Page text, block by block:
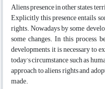
Aliens presence in other states
Explicitly this presence entails
rights. Nowadays by some
some changes. In this process,
developments, it is necessary to
today’s circumstance such as
approach to aliens rights and
made.